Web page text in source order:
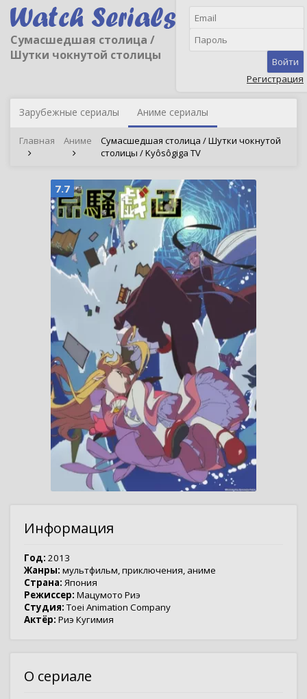
Сумасшедшая столица /
Шутки чокнутой столицы
Войти
Регистрация
Зарубежные сериалы Аниме сериалы
Главная Аниме
Сумасшедшая столица / Шутки чокнутой
столицы / Kyôsôgiga TV
7.7
Информация
Год: 2013
Жанры: мультфильм,приключения, аниме
Страна: Япония
Режиссер: Мацумото Риэ
Студия: Toei Animation Company
Актёр: Риэ Кугимия
О сериале